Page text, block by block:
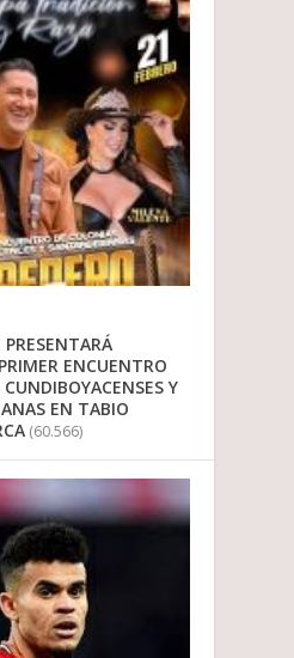
PRESENTARÁ
ENCUENTRO
Y
EN TABIO
(60.566)